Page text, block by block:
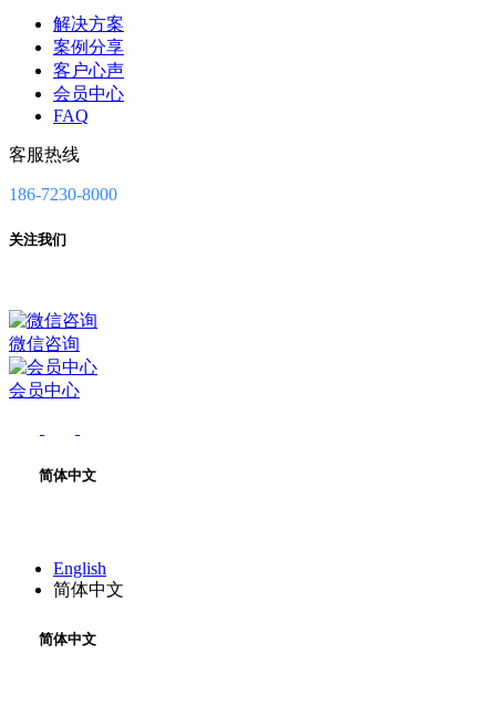
解决方案
案例分享
客户心声
会员中心
FAQ
客服热线
186-7230-8000
关注我们
微信咨询
会员中心
简体中文
English
简体中文
简体中文